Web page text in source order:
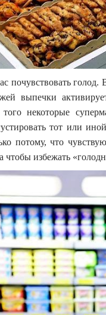
почувствовать голод.
выпечки
некоторые
тот или
потому, что
чтобы избежать